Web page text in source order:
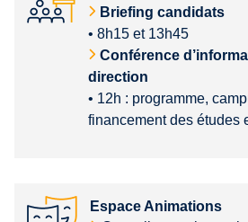
Contact
Briefing candidats
• 8h15 et 13h45
Conférence
direction
• 12h : programme,
financement des études
Espace Animations